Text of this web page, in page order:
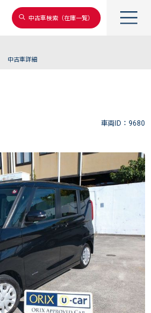
中古車検索（在庫一覧）
中古車詳細
車両ID：9680